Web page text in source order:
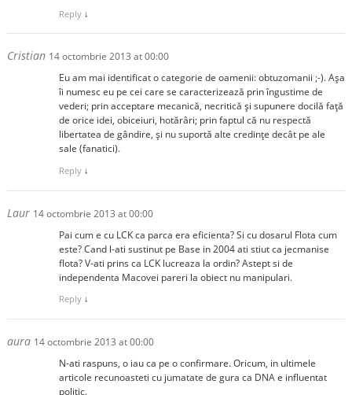
Reply ↓
Cristian 14 octombrie 2013 at 00:00
Eu am mai identificat o categorie de oamenii: obtuzomanii ;-). Așa
îi numesc eu pe cei care se caracterizează prin îngustime de
vederi; prin acceptare mecanică, necritică și supunere docilă față
de orice idei, obiceiuri, hotărâri; prin faptul că nu respectă
libertatea de gândire, și nu suportă alte credințe decât pe ale
sale (fanatici).
Reply ↓
Laur 14 octombrie 2013 at 00:00
Pai cum e cu LCK ca parca era eficienta? Si cu dosarul Flota cum
este? Cand l-ati sustinut pe Base in 2004 ati stiut ca jecmanise
flota? V-ati prins ca LCK lucreaza la ordin? Astept si de
independenta Macovei pareri la obiect nu manipulari.
Reply ↓
aura 14 octombrie 2013 at 00:00
N-ati raspuns, o iau ca pe o confirmare. Oricum, in ultimele
articole recunoasteti cu jumatate de gura ca DNA e influentat
politic.